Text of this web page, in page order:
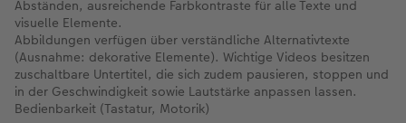
Neuheiten
Extras
Neuheiten
Abständen, ausreichende Farbkontraste für alle Texte und
visuelle Elemente.
Abbildungen verfügen über verständliche Alternativtexte
(Ausnahme: dekorative Elemente). Wichtige Videos besitzen
zuschaltbare Untertitel, die sich zudem pausieren, stoppen und
in der Geschwindigkeit sowie Lautstärke anpassen lassen.
Bedienbarkeit (Tastatur, Motorik)